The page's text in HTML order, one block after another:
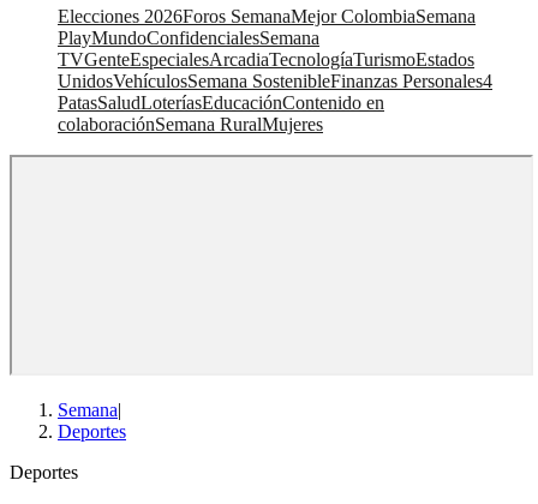
Elecciones 2026Foros SemanaMejor ColombiaSemana
PlayMundoConfidencialesSemana
TVGenteEspecialesArcadiaTecnologíaTurismoEstados
UnidosVehículosSemana SostenibleFinanzas Personales4
PatasSaludLoteríasEducaciónContenido en
colaboraciónSemana RuralMujeres
Semana|
Deportes
Deportes